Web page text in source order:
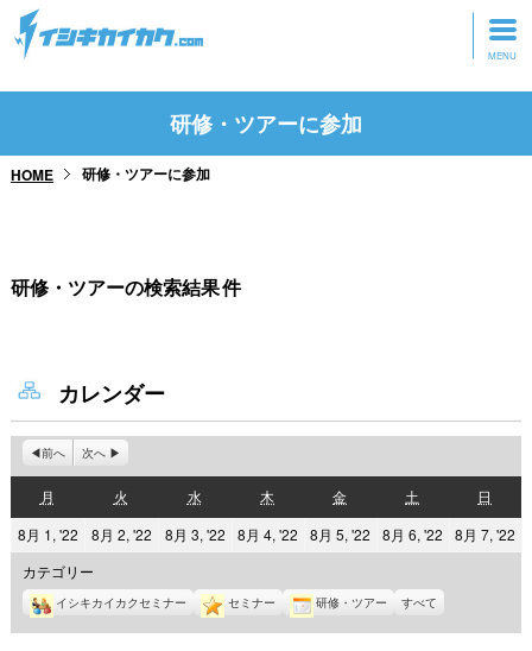
トップページ
研修・ツアーに参加
研修・ツアーに参加
HOME 研修・ツアーに参加
研修・ツアーの検索結果件
カレンダー
前へ 次へ
月
曜
日
火
曜
日
水水
曜
日
木
曜
日
金金
曜
日
土
曜
日
日
曜
日
8月 1, '222022
年
8
月
1
8月 2, '222022
年
8
月
2
8月 3, '222022
年
8
月
3
8月 4, '22
2022
年
8
月
4
8月 5, '22
2022
年
8
月
5
8月 6, '22
2022
年
8
月
6
8月 7, '22
年
7
カテゴリー
イシキカイカクセミナー セミナー 研修・ツアー すべて